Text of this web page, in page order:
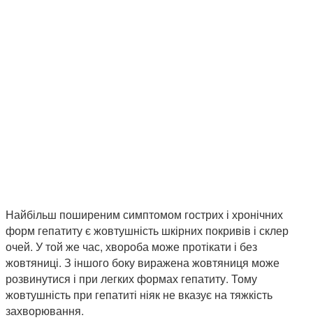
Найбільш поширеним симптомом гострих і хронічних
форм гепатиту є жовтушність шкірних покривів і склер
очей. У той же час, хвороба може протікати і без
жовтяниці. З іншого боку виражена жовтяниця може
розвинутися і при легких формах гепатиту. Тому
жовтушність при гепатиті ніяк не вказує на тяжкість
захворювання.